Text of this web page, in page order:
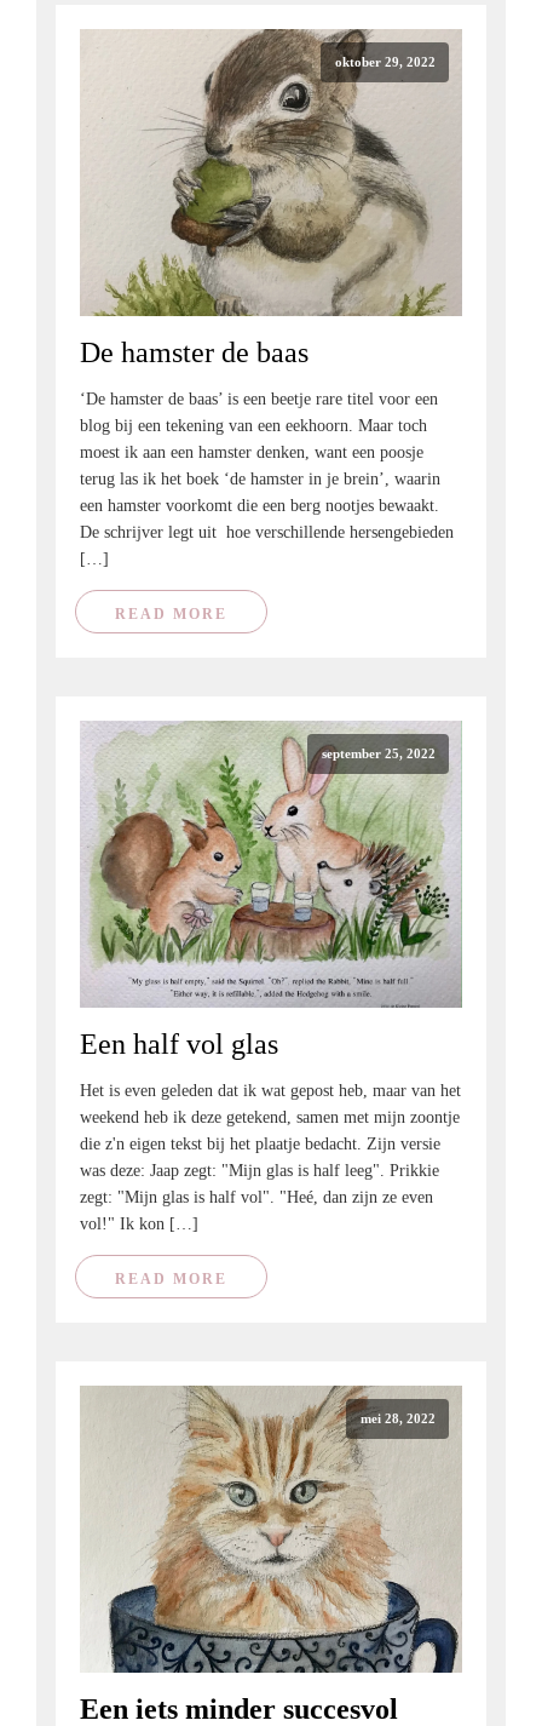
oktober 29, 2022
De hamster de baas
‘De hamster de baas’ is een beetje rare titel voor een
blog bij een tekening van een eekhoorn. Maar toch
moest ik aan een hamster denken, want een poosje
terug las ik het boek ‘de hamster in je brein’, waarin
een hamster voorkomt die een berg nootjes bewaakt.
De schrijver legt uit hoe verschillende hersengebieden
[…]
READ MORE
september 25, 2022
Een half vol glas
Het is even geleden dat ik wat gepost heb, maar van het
weekend heb ik deze getekend, samen met mijn zoontje
die z'n eigen tekst bij het plaatje bedacht. Zijn versie
was deze: Jaap zegt: "Mijn glas is half leeg". Prikkie
zegt: "Mijn glas is half vol". "Heé, dan zijn ze even
vol!" Ik kon […]
READ MORE
mei 28, 2022
Een iets minder succesvol